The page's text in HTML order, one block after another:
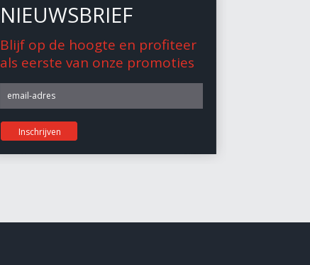
NIEUWSBRIEF
Blijf op de hoogte en profiteer
als eerste van onze promoties